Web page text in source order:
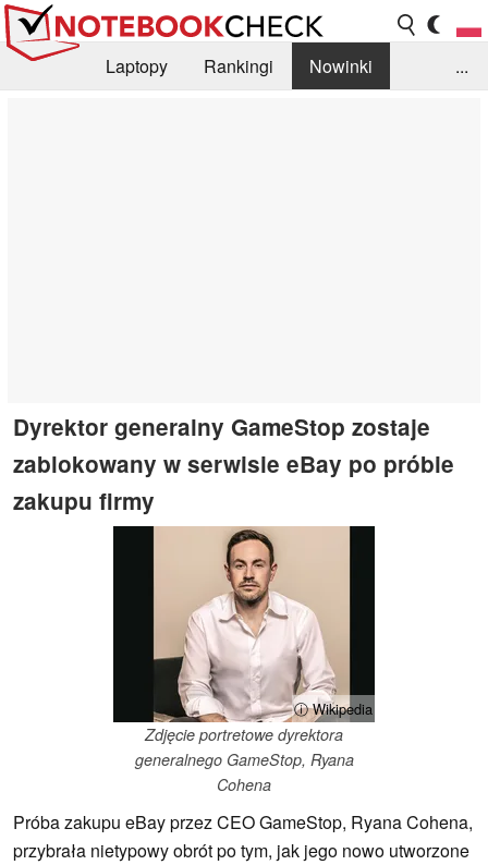
Laptopy Rankingi
Nowinki
...
Dyrektor generalny GameStop zostaje
zablokowany w serwisie eBay po próbie
zakupu firmy
ⓘ Wikipedia
Zdjęcie portretowe dyrektora
generalnego GameStop, Ryana
Cohena
Próba zakupu eBay przez CEO GameStop, Ryana Cohena,
przybrała nietypowy obrót po tym, jak jego nowo utworzone